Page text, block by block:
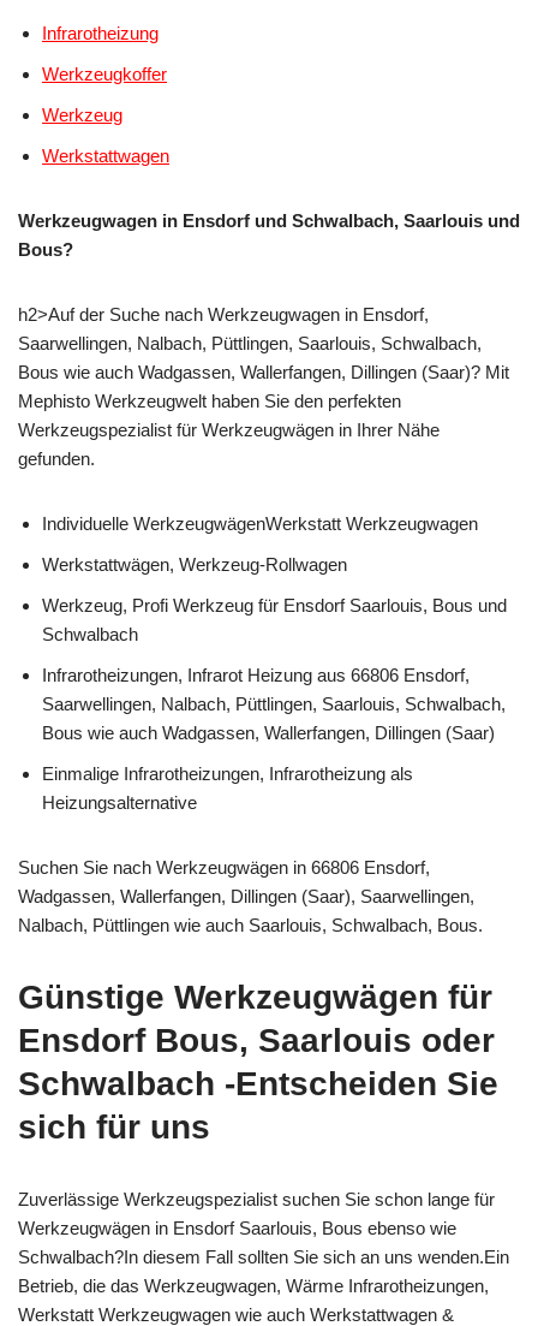
Infrarotheizung
Werkzeugkoffer
Werkzeug
Werkstattwagen
Werkzeugwagen in Ensdorf und Schwalbach, Saarlouis und
Bous?
h2>Auf der Suche nach Werkzeugwagen in Ensdorf,
Saarwellingen, Nalbach, Püttlingen, Saarlouis, Schwalbach,
Bous wie auch Wadgassen, Wallerfangen, Dillingen (Saar)? Mit
Mephisto Werkzeugwelt haben Sie den perfekten
Werkzeugspezialist für Werkzeugwägen in Ihrer Nähe
gefunden.
Individuelle WerkzeugwägenWerkstatt Werkzeugwagen
Werkstattwägen, Werkzeug-Rollwagen
Werkzeug, Profi Werkzeug für Ensdorf Saarlouis, Bous und
Schwalbach
Infrarotheizungen, Infrarot Heizung aus 66806 Ensdorf,
Saarwellingen, Nalbach, Püttlingen, Saarlouis, Schwalbach,
Bous wie auch Wadgassen, Wallerfangen, Dillingen (Saar)
Einmalige Infrarotheizungen, Infrarotheizung als
Heizungsalternative
Suchen Sie nach Werkzeugwägen in 66806 Ensdorf,
Wadgassen, Wallerfangen, Dillingen (Saar), Saarwellingen,
Nalbach, Püttlingen wie auch Saarlouis, Schwalbach, Bous.
Günstige Werkzeugwägen für
Ensdorf Bous, Saarlouis oder
Schwalbach -Entscheiden Sie
sich für uns
Zuverlässige Werkzeugspezialist suchen Sie schon lange für
Werkzeugwägen in Ensdorf Saarlouis, Bous ebenso wie
Schwalbach?In diesem Fall sollten Sie sich an uns wenden.Ein
Betrieb, die das Werkzeugwagen, Wärme Infrarotheizungen,
Werkstatt Werkzeugwagen wie auch Werkstattwagen &